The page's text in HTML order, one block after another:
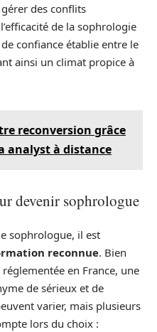
des conflits
de la sophrologie
confiance établie entre le
ainsi un climat propice à
reconversion grâce
analyst à distance
devenir sophrologue
sophrologue, il est
reconnue. Bien
en France, une
de sérieux et de
varier, mais plusieurs
lors du choix :